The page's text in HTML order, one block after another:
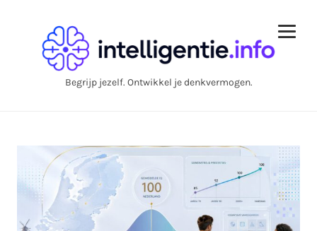
Begrijp jezelf. Ontwikkel je denkvermogen.